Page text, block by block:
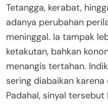
Tetangga, kerabat,
adanya perubahan
meninggal. Ia tampak
ketakutan, bahkan
menangis tertahan.
sering diabaikan
Padahal, sinyal